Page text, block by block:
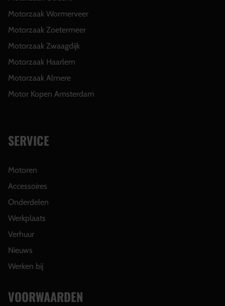
Motorzaak Wormerveer
Motorzaak Zoetermeer
Motorzaak Zwaagdijk
Motorzaak Haarlem
Motorzaak Almere
Motor Kopen Amsterdam
SERVICE
Motoren
Accessoires
Onderdelen
Werkplaats
Verhuur
Nieuws
Werken bij
VOORWAARDEN